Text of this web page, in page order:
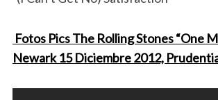
Fotos Pics The Rolling Stones “One
Newark 15 Diciembre 2012,